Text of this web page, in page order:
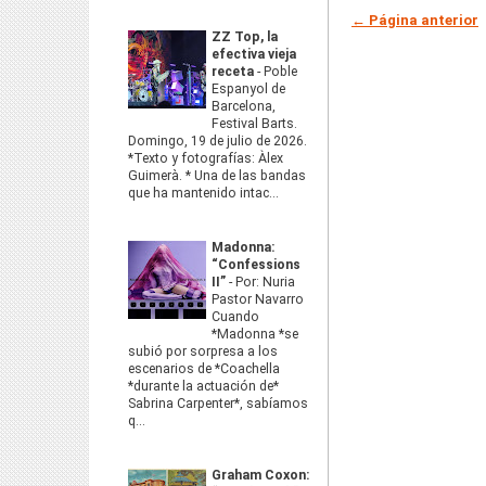
ZZ Top, la
efectiva vieja
receta - Poble
Espanyol de
Barcelona,
Festival Barts.
Domingo, 19 de julio de 2026.
*Texto y fotografías: Àlex
Guimerà. * Una de las bandas
que ha mantenido intac...
Madonna:
“Confessions
II” - Por: Nuria
Pastor Navarro
Cuando
*Madonna *se
subió por sorpresa a los
escenarios de *Coachella
*durante la actuación de*
Sabrina Carpenter*, sabíamos
q...
Graham Coxon:
← Página anterior